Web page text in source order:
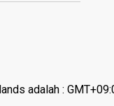
adalah :